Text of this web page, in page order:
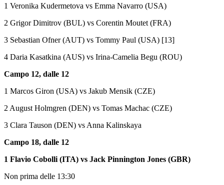
1 Veronika Kudermetova vs Emma Navarro (USA)
2 Grigor Dimitrov (BUL) vs Corentin Moutet (FRA)
3 Sebastian Ofner (AUT) vs Tommy Paul (USA) [13]
4 Daria Kasatkina (AUS) vs Irina-Camelia Begu (ROU)
Campo 12, dalle 12
1 Marcos Giron (USA) vs Jakub Mensik (CZE)
2 August Holmgren (DEN) vs Tomas Machac (CZE)
3 Clara Tauson (DEN) vs Anna Kalinskaya
Campo 18, dalle 12
1 Flavio Cobolli (ITA) vs Jack Pinnington Jones (GBR)
Non prima delle 13:30